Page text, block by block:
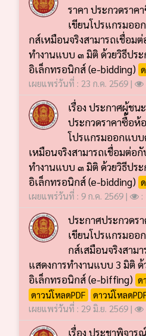
ราคา ประกวดราค
เขียนโปรแกรมออ
กส์เหมือนจริงสามารถเชื่อม
ทำงานแบบ ๓ มิติ ด้วยวิธีประ
อิเล็กทรอนิกส์ (e-bidding)
เผยแพร่วันที่ : 23 ก.ค. 2569 |
เรื่อง ประกาศผู้ชน
ประกวดราคาซื้อห้
โปรแกรมออกแบ
เหมือนจริงสามารถเชื่อมต่อ
ทำงานแบบ ๓ มิติ ด้วยวิธีประ
อิเล็กทรอนิกส์ (e-bidding)
เผยแพร่วันที่ : 9 ก.ค. 2569 |
:
ประกาศประกวดร
เขียนโปรแกรมออ
กส์เสมือนจริงสาม
แสดงการทำงานแบบ 3 มิติ ด้
อิเล็กทรอนิกส์ (e-biffing) ด
ดาวน์โหลดPDF
ดาวน์โหลด
เผยแพร่วันที่ : 29 มิ.ย. 2569 |
เรื่อง ประชาพิจาร